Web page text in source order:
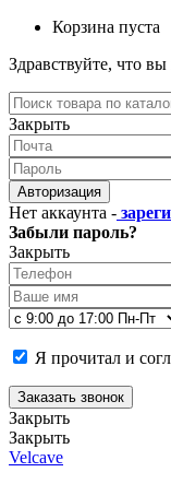
Корзина пуста
Здравствуйте, что
Закрыть
Авторизация
Нет аккаунта -
Забыли пароль?
Закрыть
Я прочитал и
Заказать звонок
Закрыть
Закрыть
Velcave